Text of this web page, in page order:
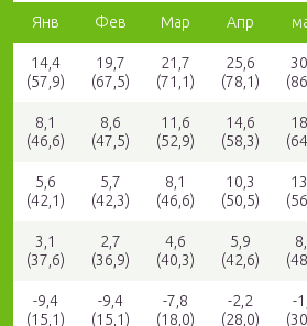
Янв Фев Мар Апр
14,4
(57,9)
19,7
(67,5)
21,7
(71,1)
25,6
(78,1)
8,1
(46,6)
8,6
(47,5)
11,6
(52,9)
14,6
(58,3)
5,6
(42,1)
5,7
(42,3)
8,1
(46,6)
10,3
(50,5)
3,1
(37,6)
2,7
(36,9)
4,6
(40,3)
5,9
(42,6)
-9,4
(15,1)
-9,4
(15,1)
-7,8
(18,0)
-2,2
(28,0)
-